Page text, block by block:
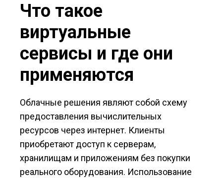
Что такое
виртуальные
сервисы и где они
применяются
Облачные решения являют собой схему
предоставления вычислительных
ресурсов через интернет. Клиенты
приобретают доступ к серверам,
хранилищам и приложениям без покупки
реального оборудования. Использование